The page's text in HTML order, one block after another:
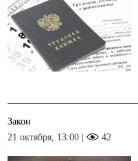
Закон
21 октября, 13:00 |
42